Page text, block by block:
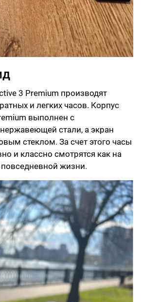
3 Premium производят
и легких часов. Корпус
выполнен с
стали, а экран
стеклом. За счет этого часы
и классно смотрятся как на
жизни.